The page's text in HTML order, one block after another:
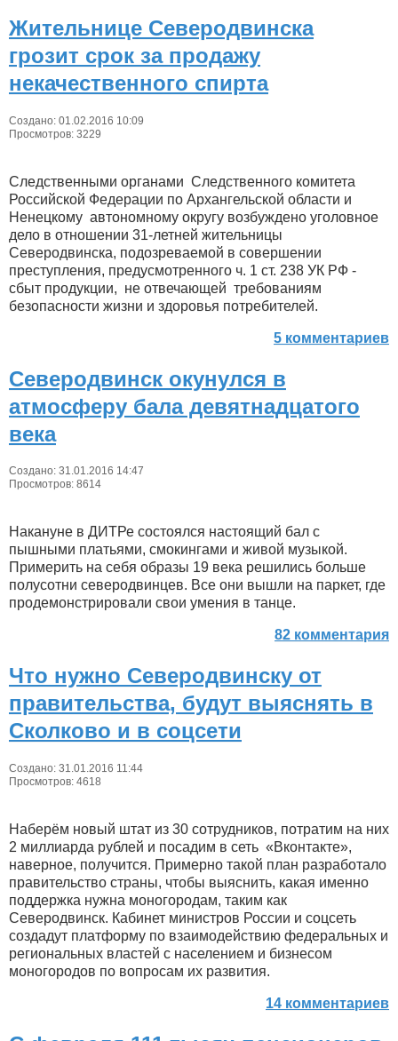
Жительнице Северодвинска
грозит срок за продажу
некачественного спирта
Создано: 01.02.2016 10:09
Просмотров: 3229
Следственными органами Следственного комитета
Российской Федерации по Архангельской области и
Ненецкому автономному округу возбуждено уголовное
дело в отношении 31-летней жительницы
Северодвинска, подозреваемой в совершении
преступления, предусмотренного ч. 1 ст. 238 УК РФ -
сбыт продукции, не отвечающей требованиям
безопасности жизни и здоровья потребителей.
5 комментариев
Северодвинск окунулся в
атмосферу бала девятнадцатого
века
Создано: 31.01.2016 14:47
Просмотров: 8614
Накануне в ДИТРе состоялся настоящий бал с
пышными платьями, смокингами и живой музыкой.
Примерить на себя образы 19 века решились больше
полусотни северодвинцев. Все они вышли на паркет, где
продемонстрировали свои умения в танце.
82 комментария
Что нужно Северодвинску от
правительства, будут выяснять в
Сколково и в соцсети
Создано: 31.01.2016 11:44
Просмотров: 4618
Наберём новый штат из 30 сотрудников, потратим на них
2 миллиарда рублей и посадим в сеть «Вконтакте»,
наверное, получится. Примерно такой план разработало
правительство страны, чтобы выяснить, какая именно
поддержка нужна моногородам, таким как
Северодвинск. Кабинет министров России и соцсеть
создадут платформу по взаимодействию федеральных и
региональных властей с населением и бизнесом
моногородов по вопросам их развития.
14 комментариев